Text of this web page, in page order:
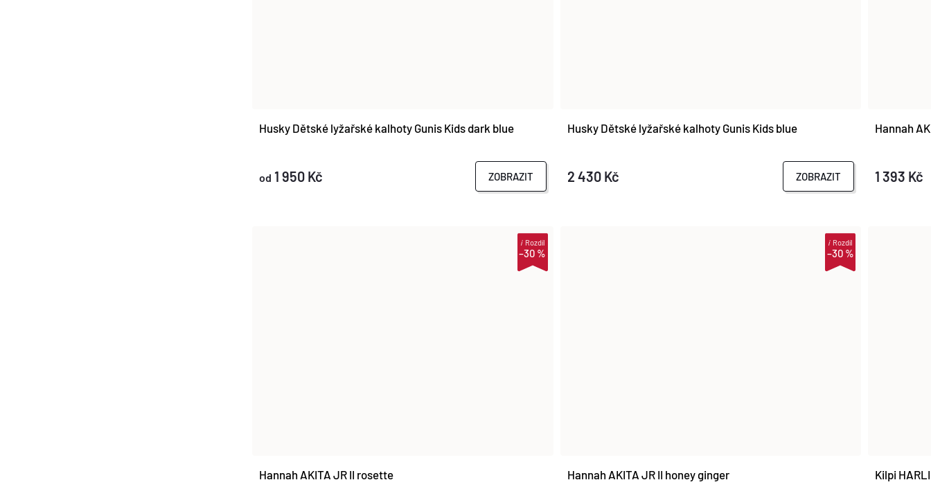
Husky Dětské lyžařské kalhoty Gunis Kids dark blue
od 1 950 Kč ZOBRAZIT
Husky Dětské lyžařské kalhoty Gunis Kids blue
2 430 Kč ZOBRAZIT
Hannah
1 393 Kč
–30 %
iRozdíl
Hannah AKITA JR II rosette
–30 %
iRozdíl
Hannah AKITA JR II honey ginger Kilpi